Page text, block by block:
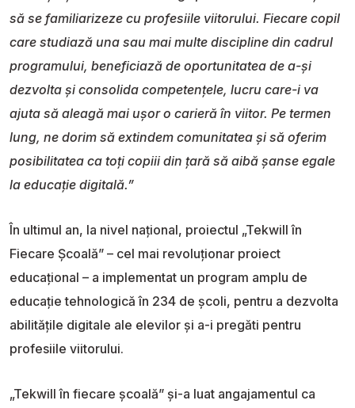
să se familiarizeze cu profesiile viitorului. Fiecare copil
care studiază una sau mai multe discipline din cadrul
programului, beneficiază de oportunitatea de a-și
dezvolta și consolida competențele, lucru care-i va
ajuta să aleagă mai ușor o carieră în viitor. Pe termen
lung, ne dorim să extindem comunitatea și să oferim
posibilitatea ca toți copiii din țară să aibă șanse egale
la educație digitală.”
În ultimul an, la nivel național, proiectul „Tekwill în
Fiecare Școală” – cel mai revoluționar proiect
educațional – a implementat un program amplu de
educație tehnologică în 234 de școli, pentru a dezvolta
abilitățile digitale ale elevilor și a-i pregăti pentru
profesiile viitorului.
„Tekwill în fiecare școală” și-a luat angajamentul ca